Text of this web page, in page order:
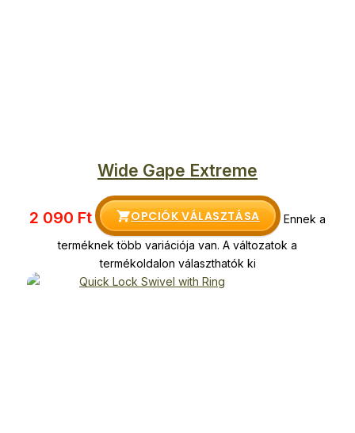
Wide Gape Extreme
2 090 Ft OPCIÓK VÁLASZTÁSA
Ennek a
terméknek több variációja van. A változatok a
termékoldalon választhatók ki